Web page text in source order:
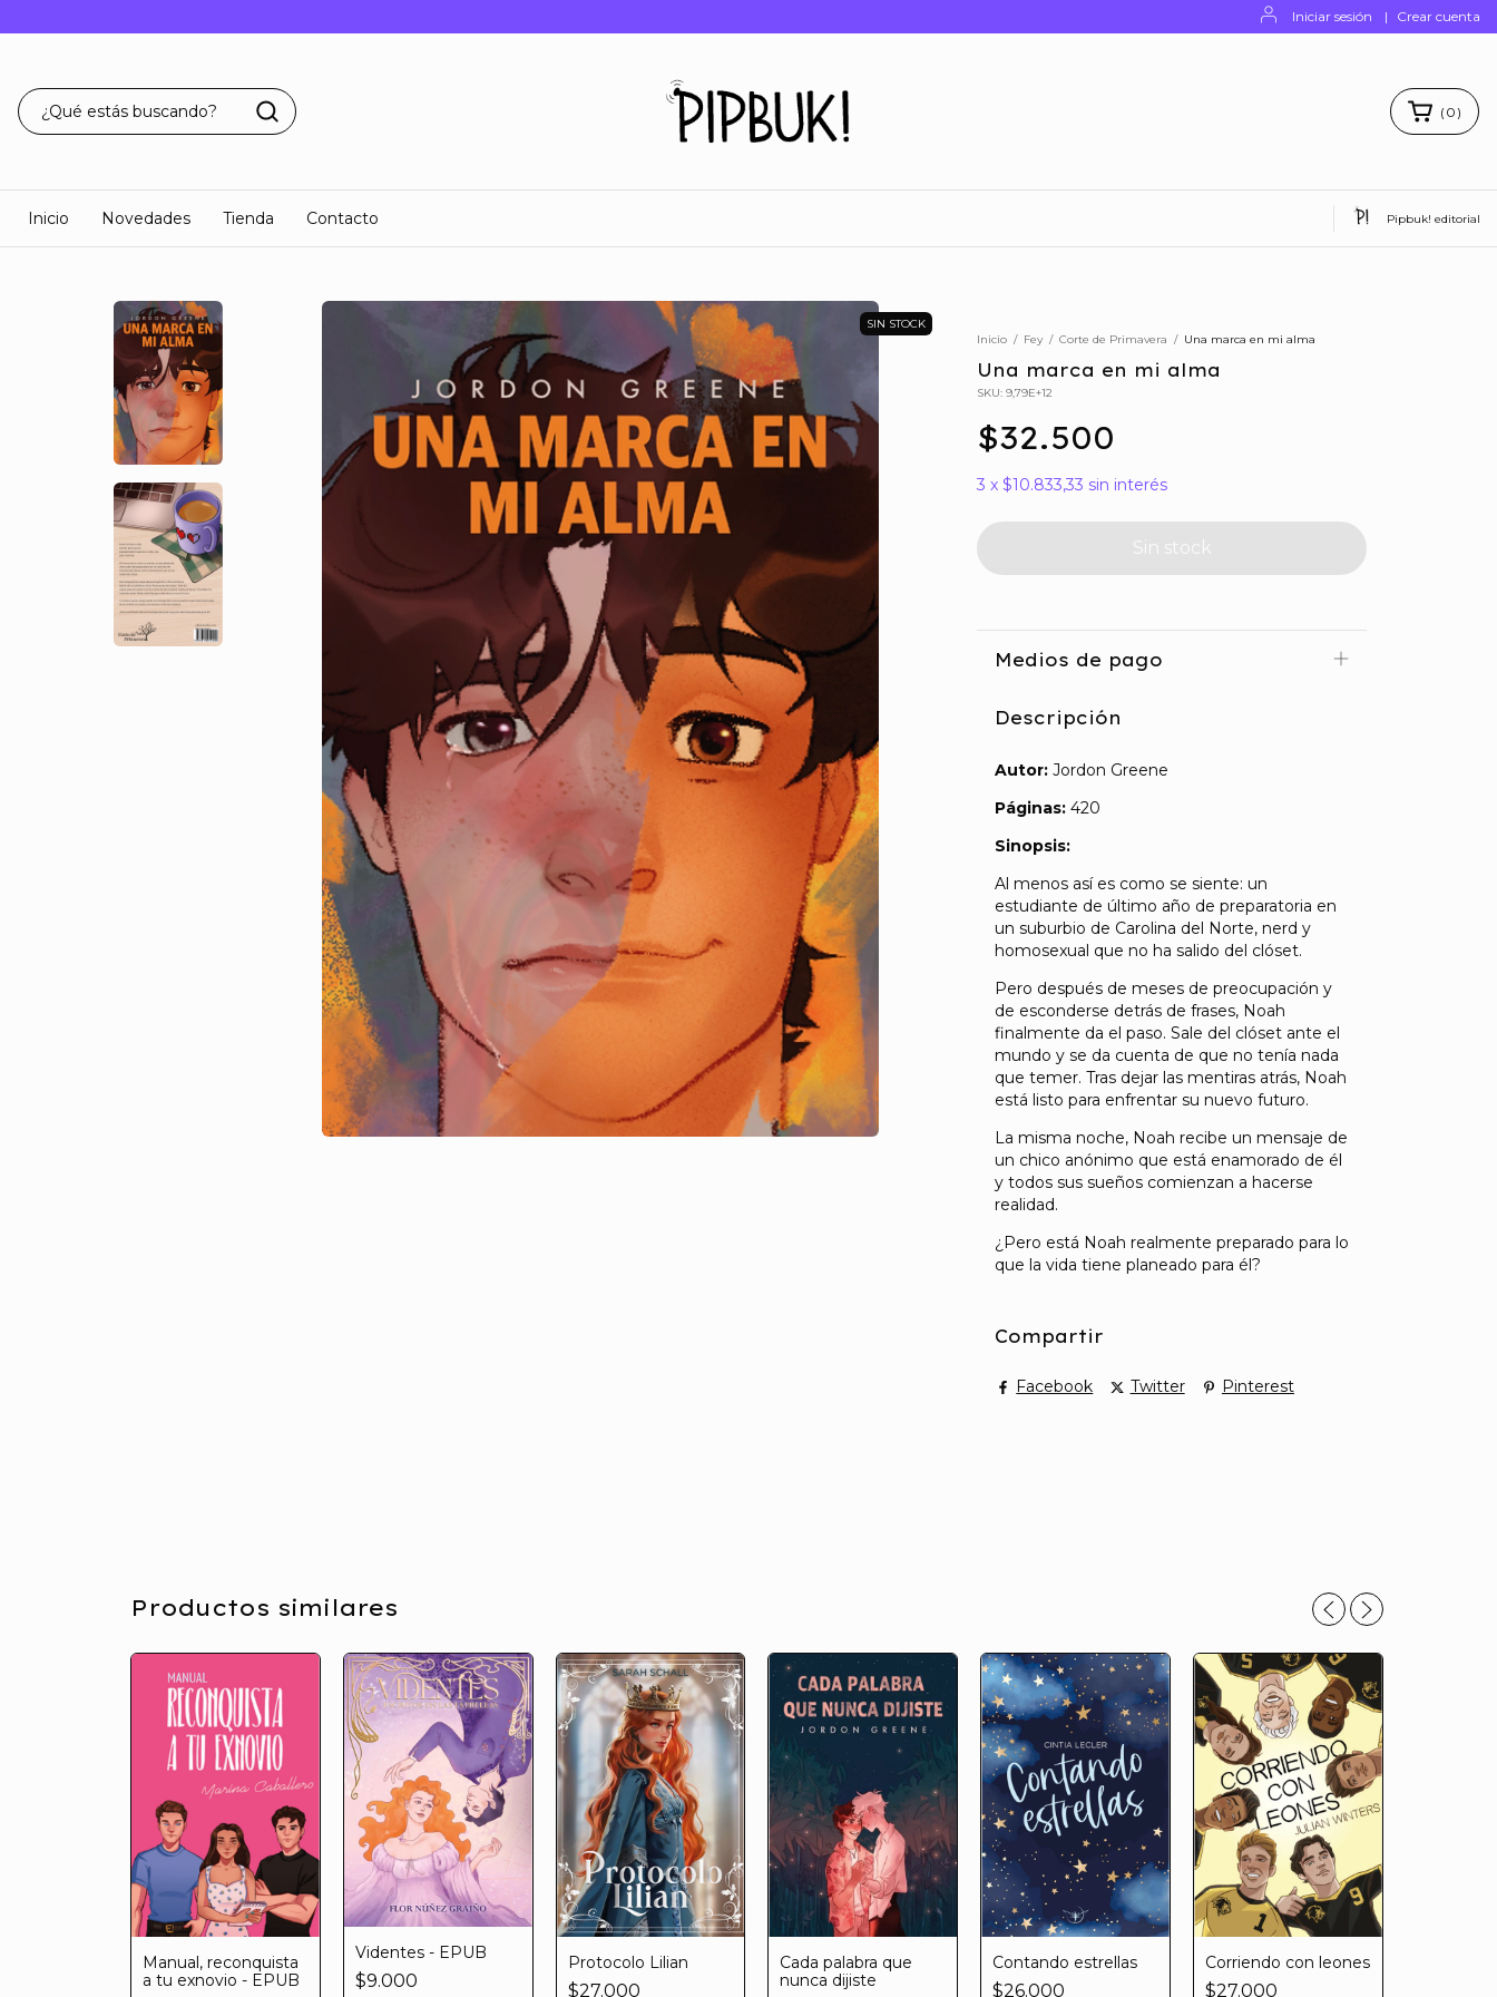
Iniciar sesión | Crear cuenta
( 0 )
Inicio Novedades Tienda Contacto Pipbuk! editorial
SIN STOCK
Inicio / Fey / Corte de Primavera / Una marca en mi alma
Una marca en mi alma
SKU: 9,79E+12
$32.500
3 x $10.833,33 sin interés
Medios de pago
Descripción
Autor: Jordon Greene
Páginas: 420
Sinopsis:
Al menos así es como se siente: un
estudiante de último año de preparatoria en
un suburbio de Carolina del Norte, nerd y
homosexual que no ha salido del clóset.
Pero después de meses de preocupación y
de esconderse detrás de frases, Noah
finalmente da el paso. Sale del clóset ante el
mundo y se da cuenta de que no tenía nada
que temer. Tras dejar las mentiras atrás, Noah
está listo para enfrentar su nuevo futuro.
La misma noche, Noah recibe un mensaje de
un chico anónimo que está enamorado de él
y todos sus sueños comienzan a hacerse
realidad.
¿Pero está Noah realmente preparado para lo
que la vida tiene planeado para él?
Compartir
Facebook Twitter Pinterest
Productos similares
Manual, reconquista
a tu exnovio - EPUB
Videntes - EPUB
$9.000
Protocolo Lilian
$27.000
Cada palabra que
nunca dijiste
Contando estrellas
$26.000
Corriendo con leones
$27.000